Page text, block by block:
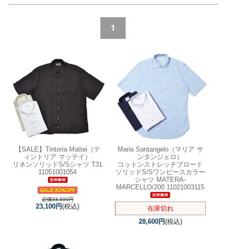
1
【SALE】 Tintoria Mattei（テ
ィントリア マッテイ）
リネンソリッドS/Sシャツ T31
11051001054
定価33,000円
23,100円(税込)
Maria Santangelo（マリア サ
ンタンジェロ）
コットンストレッチブロード
ソリッドS/Sワンピースカラー
シャツ MATERA-
MARCELLO/200 11021003115
在庫切れ
28,600円(税込)